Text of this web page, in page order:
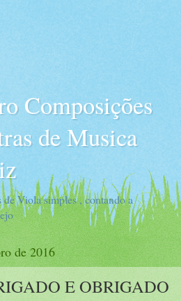
Composições
de Musica
Viola simples , contando a
de 2016
E OBRIGADO